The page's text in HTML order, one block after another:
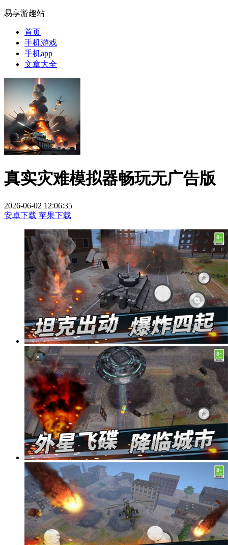
易享游趣站
首页
手机游戏
手机app
文章大全
真实灾难模拟器畅玩无广告版
2026-06-02 12:06:35
安卓下载 苹果下载